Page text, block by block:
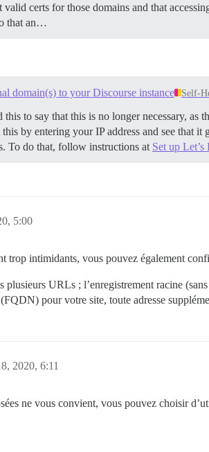
valid certs for those domains and that
that an…
domain(s) to your Discourse instance Self-
this to say that this is no longer necessary,
by entering your IP address and see that
To do that, follow instructions at Set up
5:00
trop intimidants, vous pouvez également
plusieurs URLs ; l’enregistrement racine
pour votre site, toute adresse
2020, 6:11
ne vous convient, vous pouvez choisir